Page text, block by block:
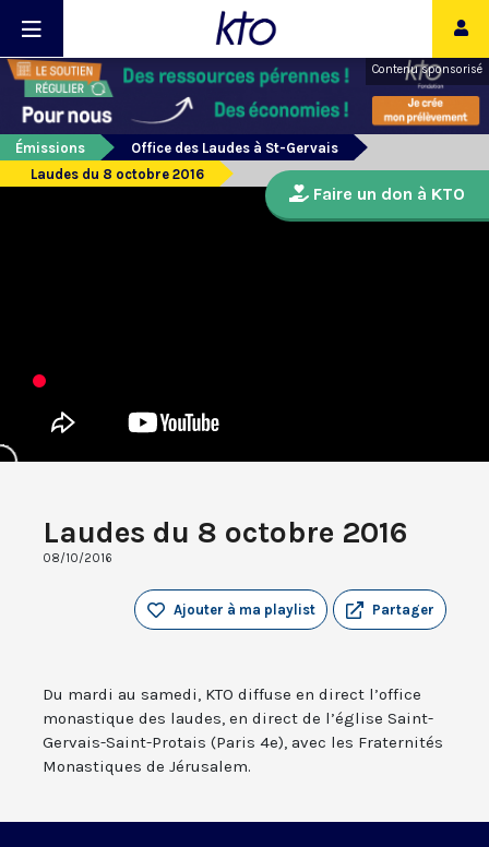
Contenu sponsorisé
Émissions
Office des Laudes à St-Gervais
Laudes du 8 octobre 2016
Laudes du 8 octobre 2016
08/10/2016
Partager
Ajouter à ma playlist
Du mardi au samedi, KTO diffuse en direct l’office
monastique des laudes, en direct de l’église Saint-
Gervais-Saint-Protais (Paris 4e), avec les Fraternités
Monastiques de Jérusalem.
Faire un don à KTO